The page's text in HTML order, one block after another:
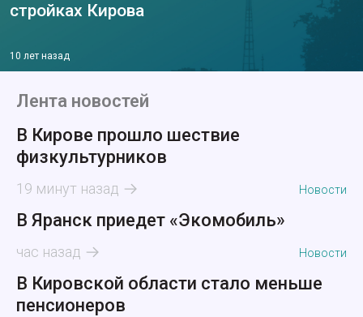
стройках Кирова
10 лет назад
Лента новостей
В Кирове прошло шествие
физкультурников
19 минут назад Новости
В Яранск приедет «Экомобиль»
час назад Новости
В Кировской области стало меньше
пенсионеров